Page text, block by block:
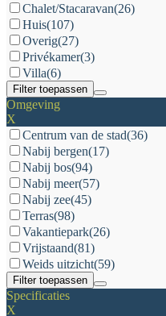
Chalet/Stacaravan(26)
Huis(107)
Overig(27)
Privékamer(3)
Villa(6)
Filter toepassen
Omgeving
X
Centrum van de stad(36)
Nabij bergen(17)
Nabij bos(94)
Nabij meer(57)
Nabij zee(45)
Terras(98)
Vakantiepark(26)
Vrijstaand(81)
Weids uitzicht(59)
Filter toepassen
Specificaties
X